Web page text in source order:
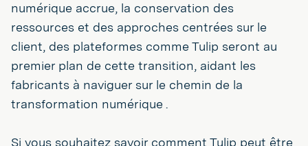
numérique accrue, la conservation des
ressources et des approches centrées sur le
client, des plateformes comme Tulip seront au
premier plan de cette transition, aidant les
fabricants à naviguer sur le chemin de la
transformation numérique .
Si vous souhaitez savoir comment Tulip peut être